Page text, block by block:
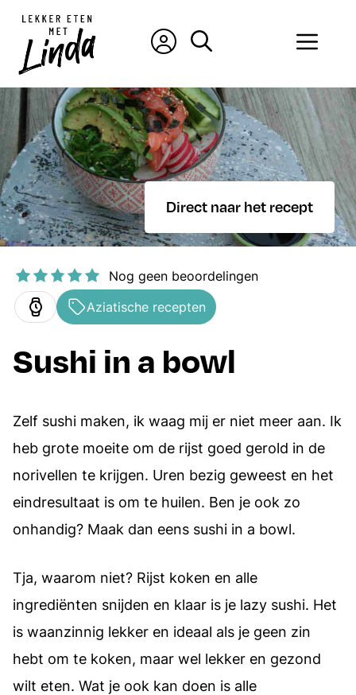
naar
inhoud
Direct naar het recept
Nog geen beoordelingen
Aziatische recepten
Sushi in a bowl
Zelf sushi maken, ik waag mij er niet meer aan. Ik
heb grote moeite om de rijst goed gerold in de
norivellen te krijgen. Uren bezig geweest en het
eindresultaat is om te huilen. Ben je ook zo
onhandig? Maak dan eens sushi in a bowl.
Tja, waarom niet? Rijst koken en alle
ingrediënten snijden en klaar is je lazy sushi. Het
is waanzinnig lekker en ideaal als je geen zin
hebt om te koken, maar wel lekker en gezond
wilt eten. Wat je ook kan doen is alle